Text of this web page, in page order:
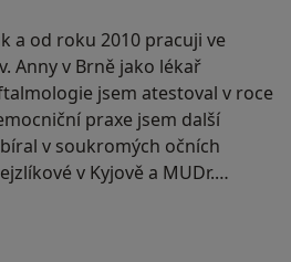
a od roku 2010 pracuji ve
Anny v Brně jako lékař
jsem atestoval v roce
praxe jsem další
v soukromých očních
v Kyjově a MUDr.
a kontaktologickou
a provozoval v Optice
i pedagogické činnosti, kdy